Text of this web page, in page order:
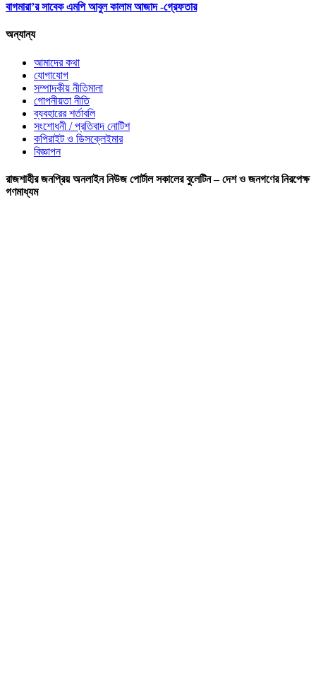
বাগমারা’র সাবেক এমপি আবুল কালাম আজাদ -গ্রেফতার
অন্যান্য
আমাদের কথা
যোগাযোগ
সম্পাদকীয় নীতিমালা
গোপনীয়তা নীতি
ব্যবহারের শর্তাবলি
সংশোধনী / প্রতিবাদ নোটিশ
কপিরাইট ও ডিসক্লেইমার
বিজ্ঞাপন
রাজশাহীর জনপ্রিয় অনলাইন নিউজ পোর্টাল সকালের বুলেটিন – দেশ ও জনগণের নিরপেক্ষ
গণমাধ্যম